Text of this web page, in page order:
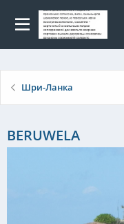
Шри-Ланка
BERUWELA